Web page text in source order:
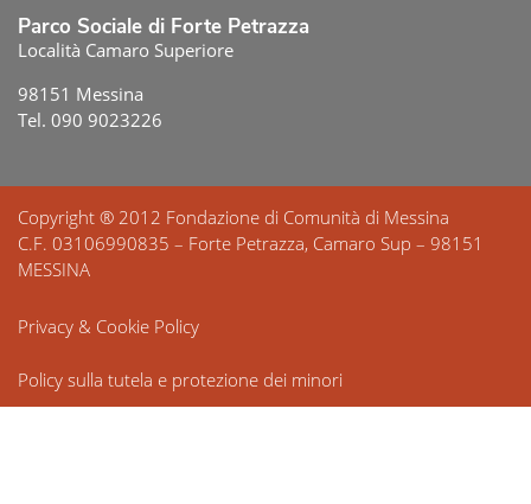
Parco Sociale di Forte Petrazza
Località Camaro Superiore
98151 Messina
Tel. 090 9023226
Copyright ® 2012 Fondazione di Comunità di Messina
C.F. 03106990835 – Forte Petrazza, Camaro Sup – 98151
MESSINA
Privacy & Cookie Policy
Policy sulla tutela e protezione dei minori